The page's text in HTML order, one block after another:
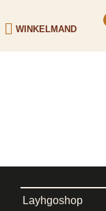
WINKELMAND
Layhgoshop